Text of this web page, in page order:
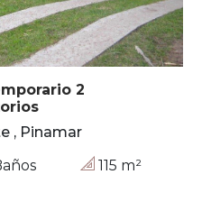
2
, Pinamar
115 m²